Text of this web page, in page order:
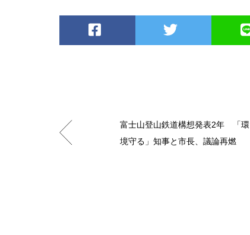
富士山登山鉄道構想発表2年 「環
境守る」知事と市長、議論再燃